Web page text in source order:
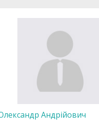
Андрійович